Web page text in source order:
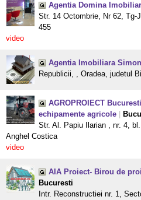
Agentia Domina
Str. 14 Octombrie, Nr 62,
455
video
Agentia Imobiliara
Republicii, , Oradea, judetul
AGROPROIECT
echipamente agricole
Str. Al. Papiu Ilarian , nr. 4,
Anghel Costica
video
AIA Proiect- Birou de
Bucuresti
Intr. Reconstructiei nr. 1,